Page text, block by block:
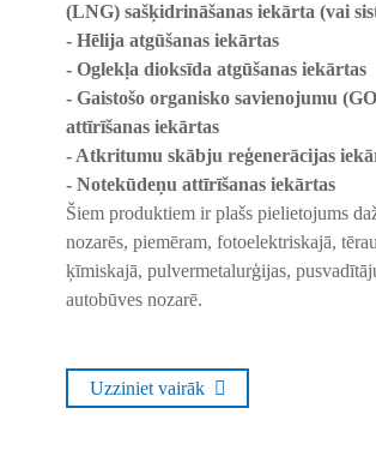
(LNG) sašķidrināšanas iekārta (vai
- Hēlija atgūšanas iekārtas
- Oglekļa dioksīda atgūšanas iekārtas
- Gaistošo organisko savienojumu
attīrīšanas iekārtas
- Atkritumu skābju reģenerācijas
- Notekūdeņu attīrīšanas iekārtas
Šiem produktiem ir plašs pielietojums
nozarēs, piemēram, fotoelektriskajā,
ķīmiskajā, pulvermetalurģijas,
autobūves nozarē.
Uzziniet vairāk